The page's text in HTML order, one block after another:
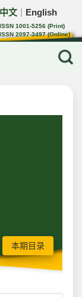
中文 English
ISSN 1001-5256 (Print)
ISSN 2097-3497 (Online)
CN 22-1108/R
本期目录